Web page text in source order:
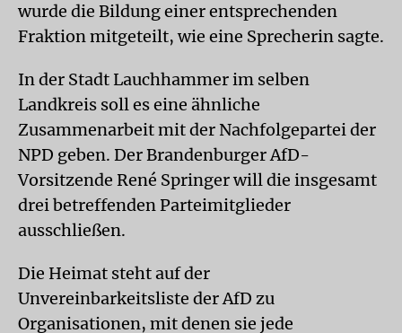
wurde die Bildung einer entsprechenden
Fraktion mitgeteilt, wie eine Sprecherin sagte.
In der Stadt Lauchhammer im selben
Landkreis soll es eine ähnliche
Zusammenarbeit mit der Nachfolgepartei der
NPD geben. Der Brandenburger AfD-
Vorsitzende René Springer will die insgesamt
drei betreffenden Parteimitglieder
ausschließen.
Die Heimat steht auf der
Unvereinbarkeitsliste der AfD zu
Organisationen, mit denen sie jede